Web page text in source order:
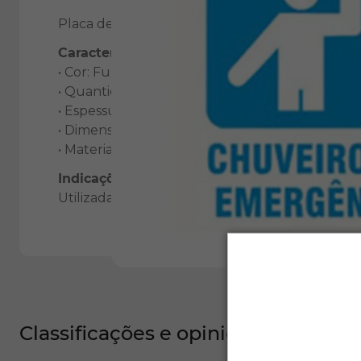
Placa de identificação fabricada em PVC,
Características:
• Cor: Fundo azul com descrição branca.
• Quantidade: 01 peça.
• Espessura: 1mm.
• Dimensões: 23,5x32,5cm.
• Material: Poliestireno (PS) de alta qualidade.
Indicações de Uso:
Utilizada para identificação de chuveiros de
Classificações e opiniões